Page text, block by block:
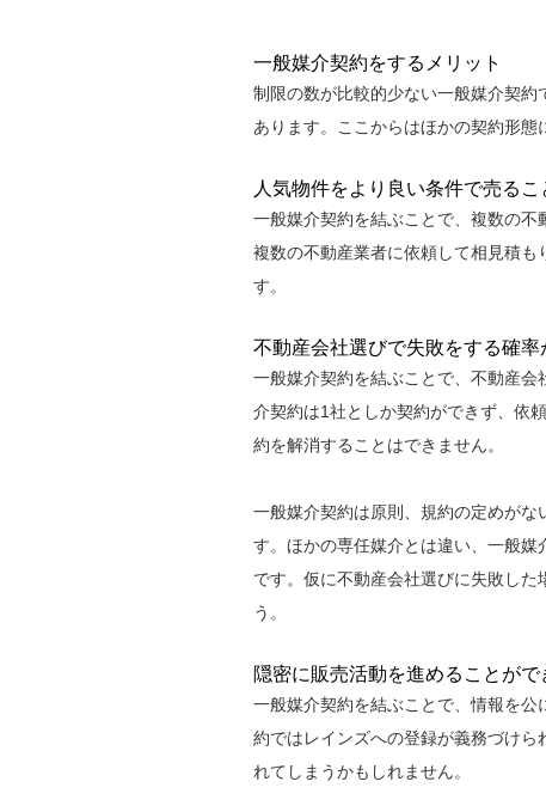
一般媒介契約をするメリット
制限の数が比較的少ない一般媒介契約
あります。ここからはほかの契約形態
人気物件をより良い条件で売るこ
一般媒介契約を結ぶことで、複数の不
複数の不動産業者に依頼して相見積も
す。
不動産会社選びで失敗をする確率
一般媒介契約を結ぶことで、不動産
介契約は1社としか契約ができず、依
約を解消することはできません。
一般媒介契約は原則、規約の定めがな
す。ほかの専任媒介とは違い、一般
です。仮に不動産会社選びに失敗し
う。
隠密に販売活動を進めることがで
一般媒介契約を結ぶことで、情報を
約ではレインズへの登録が義務づけ
れてしまうかもしれません。